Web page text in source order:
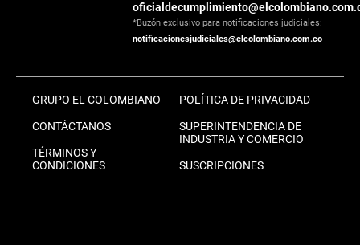
*Buzón exclusivo para notificaciones judiciales:
notificacionesjudiciales@elcolombiano.com.co
GRUPO EL COLOMBIANO
CONTÁCTANOS
TÉRMINOS Y
CONDICIONES
POLÍTICA DE PRIVACIDAD
SUPERINTENDENCIA DE
INDUSTRIA Y COMERCIO
SUSCRIPCIONES